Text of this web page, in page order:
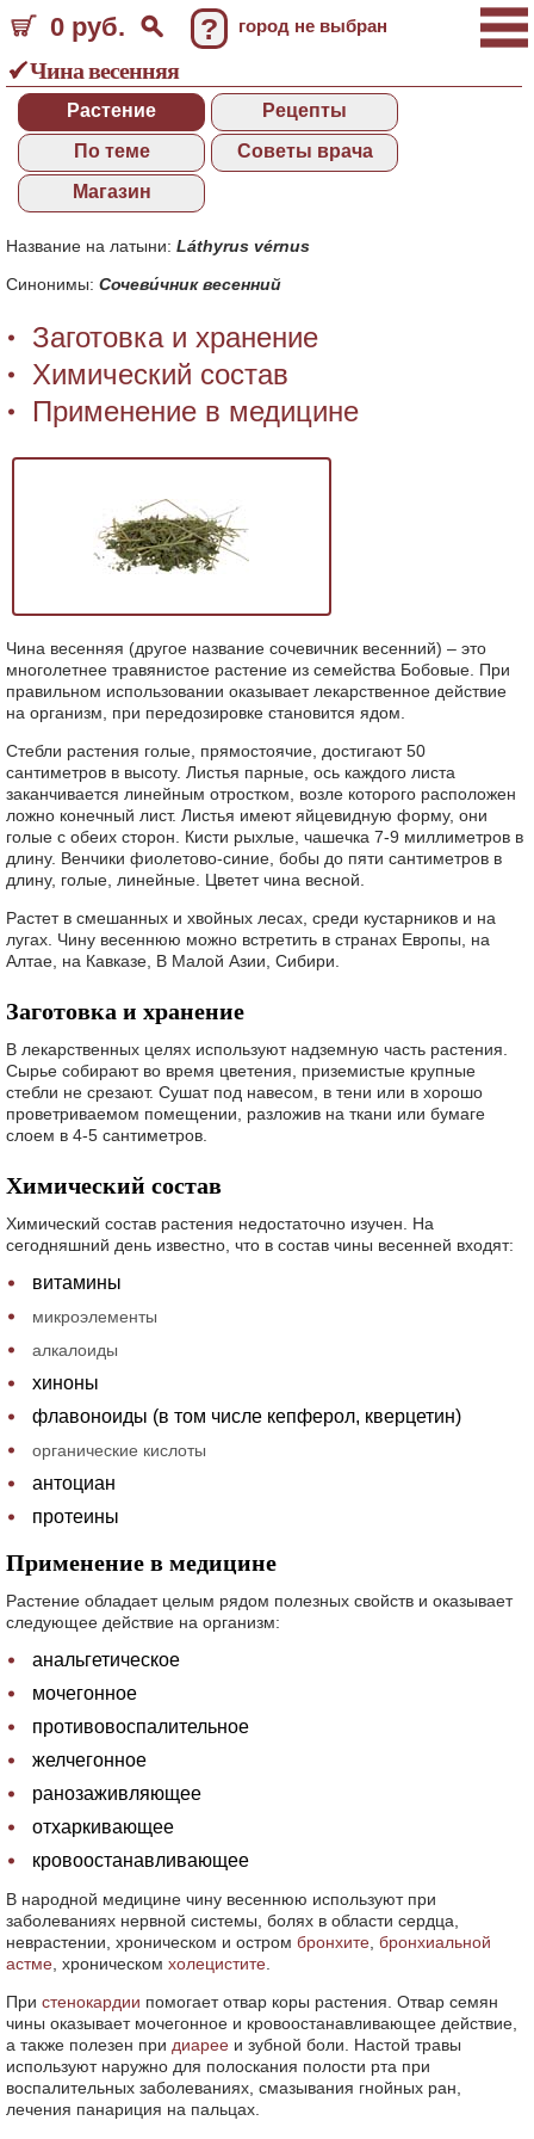
0 руб. ? город не выбран
Чина весенняя
Растение
Рецепты
По теме
Советы врача
Магазин
Название на латыни: Láthyrus vérnus
Синонимы: Сочеви́чник весенний
Заготовка и хранение
Химический состав
Применение в медицине
Чина весенняя (другое название сочевичник весенний) – это
многолетнее травянистое растение из семейства Бобовые. При
правильном использовании оказывает лекарственное действие
на организм, при передозировке становится ядом.
Стебли растения голые, прямостоячие, достигают 50
сантиметров в высоту. Листья парные, ось каждого листа
заканчивается линейным отростком, возле которого расположен
ложно конечный лист. Листья имеют яйцевидную форму, они
голые с обеих сторон. Кисти рыхлые, чашечка 7-9 миллиметров в
длину. Венчики фиолетово-синие, бобы до пяти сантиметров в
длину, голые, линейные. Цветет чина весной.
Растет в смешанных и хвойных лесах, среди кустарников и на
лугах. Чину весеннюю можно встретить в странах Европы, на
Алтае, на Кавказе, В Малой Азии, Сибири.
Заготовка и хранение
В лекарственных целях используют надземную часть растения.
Сырье собирают во время цветения, приземистые крупные
стебли не срезают. Сушат под навесом, в тени или в хорошо
проветриваемом помещении, разложив на ткани или бумаге
слоем в 4-5 сантиметров.
Химический состав
Химический состав растения недостаточно изучен. На
сегодняшний день известно, что в состав чины весенней входят:
витамины
микроэлементы
алкалоиды
хиноны
флавоноиды (в том числе кепферол, кверцетин)
органические кислоты
антоциан
протеины
Применение в медицине
Растение обладает целым рядом полезных свойств и оказывает
следующее действие на организм:
анальгетическое
мочегонное
противовоспалительное
желчегонное
ранозаживляющее
отхаркивающее
кровоостанавливающее
В народной медицине чину весеннюю используют при
заболеваниях нервной системы, болях в области сердца,
неврастении, хроническом и остром бронхите бронхиальной
астме , хроническом холецистите
При стенокардии помогает отвар коры растения. Отвар семян
чины оказывает мочегонное и кровоостанавливающее действие,
а также полезен при диарее и зубной боли. Настой травы
используют наружно для полоскания полости рта при
воспалительных заболеваниях, смазывания гнойных ран,
лечения панариция на пальцах.